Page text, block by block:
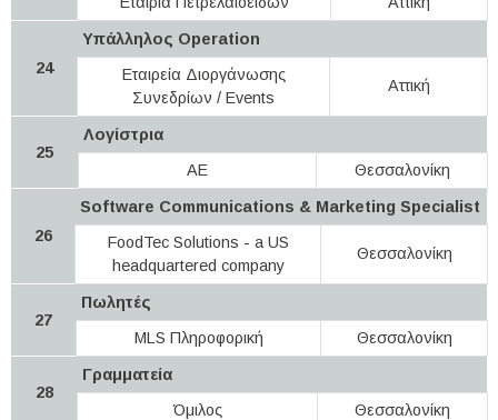
24
Υπάλληλος Operation
Εταιρεία Διοργάνωσης
Συνεδρίων / Events
Αττική
25
Λογίστρια
ΑΕ
Θεσσαλονίκη
26
Software Communications & Marketing Specialist
FoodTec Solutions - a US
headquartered company
Θεσσαλονίκη
27
Πωλητές
MLS Πληροφορική
Θεσσαλονίκη
28
Γραμματεία
Όμιλος
Θεσσαλονίκη